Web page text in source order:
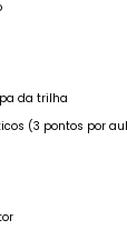
da trilha
(3 pontos por